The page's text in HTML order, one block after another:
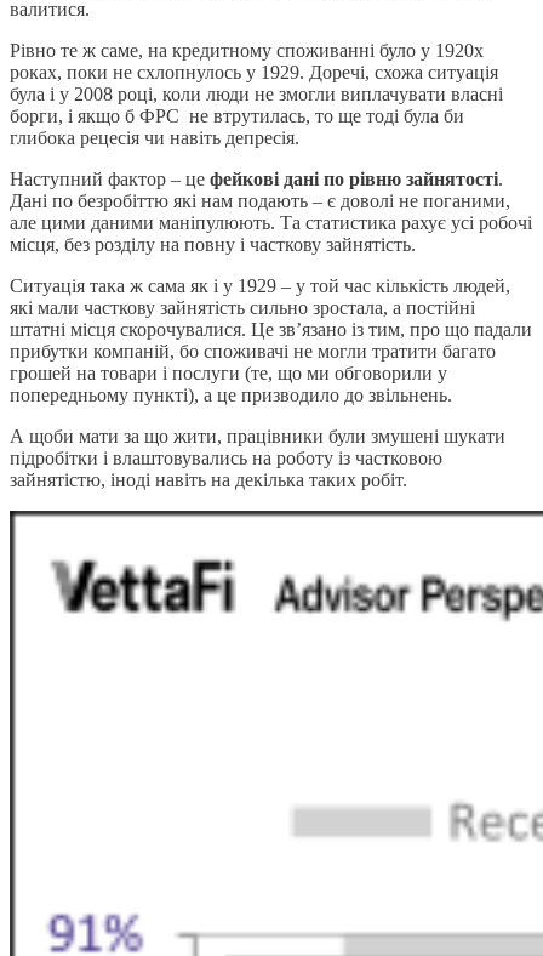
валитися.
Рівно те ж саме, на кредитному споживанні було у 1920х
роках, поки не схлопнулось у 1929. Доречі, схожа ситуація
була і у 2008 році, коли люди не змогли виплачувати власні
борги, і якщо б ФРС не втрутилась, то ще тоді була би
глибока рецесія чи навіть депресія.
Наступний фактор – це фейкові дані по рівню зайнятості.
Дані по безробіттю які нам подають – є доволі не поганими,
але цими даними маніпулюють. Та статистика рахує усі робочі
місця, без розділу на повну і часткову зайнятість.
Ситуація така ж сама як і у 1929 – у той час кількість людей,
які мали часткову зайнятість сильно зростала, а постійні
штатні місця скорочувалися. Це зв’язано із тим, про що падали
прибутки компаній, бо споживачі не могли тратити багато
грошей на товари і послуги (те, що ми обговорили у
попередньому пункті), а це призводило до звільнень.
А щоби мати за що жити, працівники були змушені шукати
підробітки і влаштовувались на роботу із частковою
зайнятістю, іноді навіть на декілька таких робіт.